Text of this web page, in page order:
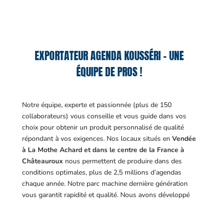
EXPORTATEUR AGENDA KOUSSÉRI – UNE
ÉQUIPE DE PROS !
Notre équipe, experte et passionnée (plus de 150
collaborateurs) vous conseille et vous guide dans vos
choix pour obtenir un produit personnalisé de qualité
répondant à vos exigences. Nos locaux situés en Vendée
à La Mothe Achard et dans le centre de la France à
Châteauroux nous permettent de produire dans des
conditions optimales, plus de 2,5 millions d’agendas
chaque année. Notre parc machine dernière génération
vous garantit rapidité et qualité. Nous avons développé